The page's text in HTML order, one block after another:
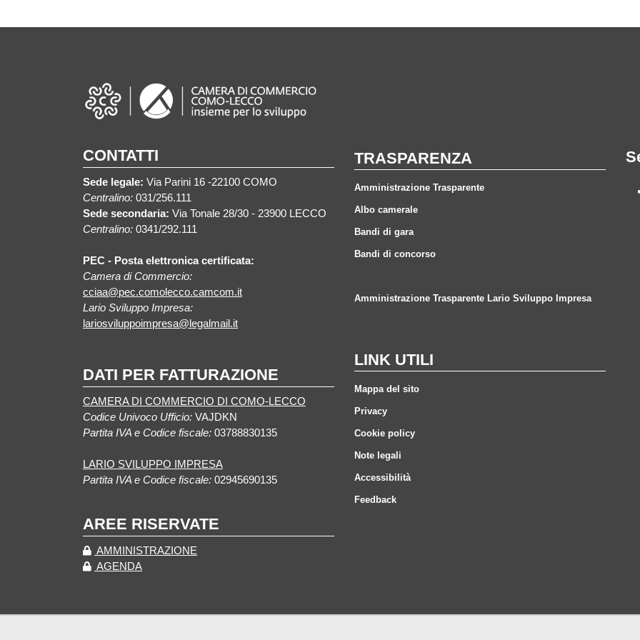
CONTATTI
Sede legale: Via Parini 16 -22100 COMO
Centralino: 031/256.111
Sede secondaria: Via Tonale 28/30 - 23900 LECCO
Centralino: 0341/292.111
PEC - Posta elettronica certificata:
Camera di Commercio:
cciaa@pec.comolecco.camcom.it
Lario Sviluppo Impresa:
lariosviluppoimpresa@legalmail.it
DATI PER FATTURAZIONE
CAMERA DI COMMERCIO DI COMO-LECCO
Codice Univoco Ufficio: VAJDKN
Partita IVA e Codice fiscale: 03788830135
LARIO SVILUPPO IMPRESA
Partita IVA e Codice fiscale: 02945690135
AREE RISERVATE
AMMINISTRAZIONE
AGENDA
TRASPARENZA
Amministrazione Trasparente
Albo camerale
Bandi di gara
Bandi di concorso
Amministrazione Trasparente Lario Sviluppo Impresa
LINK UTILI
Mappa del sito
Privacy
Cookie policy
Note legali
Accessibilità
Feedback